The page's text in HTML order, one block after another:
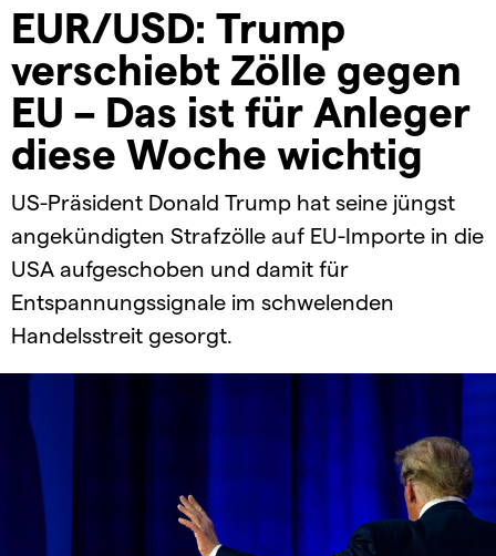
EUR/USD: Trump
verschiebt Zölle gegen
EU – Das ist für Anleger
diese Woche wichtig
US-Präsident Donald Trump hat seine jüngst
angekündigten Strafzölle auf EU-Importe in die
USA aufgeschoben und damit für
Entspannungssignale im schwelenden
Handelsstreit gesorgt.